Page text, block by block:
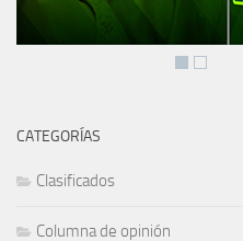
CATEGORÍAS
Clasificados
Columna de opinión